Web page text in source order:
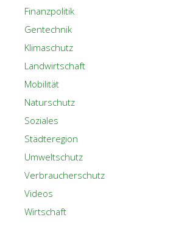
Finanzpolitik
Gentechnik
Klimaschutz
Landwirtschaft
Mobilität
Naturschutz
Soziales
Städteregion
Umweltschutz
Verbraucherschutz
Videos
Wirtschaft